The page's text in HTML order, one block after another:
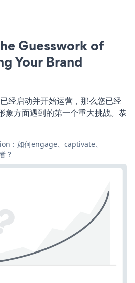
Guesswork of
Your Brand
经启动并开始运营，那么您已经
象方面遇到的第一个重大挑战。恭
：如何engage、captivate、
？